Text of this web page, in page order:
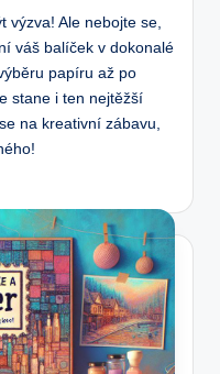
výzva! Ale nebojte se,
váš balíček v dokonalé
papíru až po
stane i ten nejtěžší
na kreativní zábavu,